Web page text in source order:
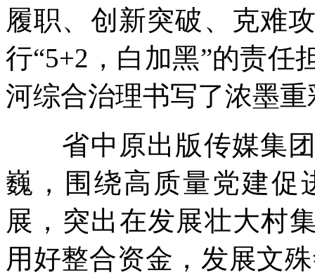
履职、创新突破、克难
行“5+2，白加黑”的责任
河综合治理书写了浓墨
省中原出版传媒集团
巍，围绕高质量党建促
展，突出在发展壮大村
用好整合资金，发展文